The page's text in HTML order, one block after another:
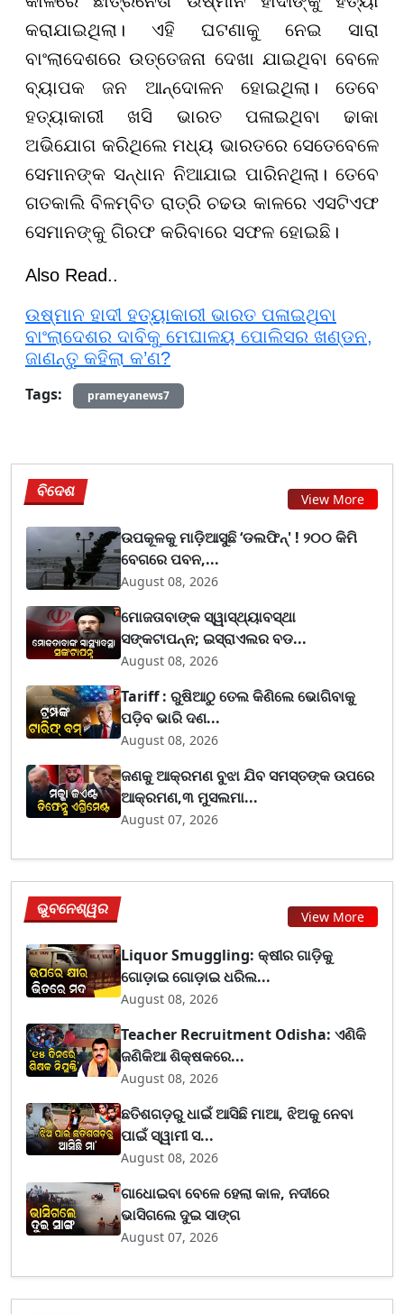
କରାଯାଇଥିଲା। ଏହି ଘଟଣାକୁ ନେଇ ସାରା
ବାଂଲାଦେଶରେ ଉତ୍ତେଜନା ଦେଖା ଯାଇଥିବା ବେଳେ
ବ୍ୟାପକ ଜନ ଆନ୍ଦୋଳନ ହୋଇଥିଲା। ତେବେ
ହତ୍ୟାକାରୀ ଖସି ଭାରତ ପଳାଇଥିବା ଢାକା
ଅଭିଯୋଗ କରିଥିଲେ ମଧ୍ୟ ଭାରତରେ ସେତେବେଳେ
ସେମାନଙ୍କ ସନ୍ଧାନ ନିଆଯାଇ ପାରିନଥିଲା। ତେବେ
ଗତକାଲି ବିଳମ୍ବିତ ରାତ୍ରି ଚଢଉ କାଳରେ ଏସଟିଏଫ
ସେମାନଙ୍କୁ ଗିରଫ କରିବାରେ ସଫଳ ହୋଇଛି।
Also Read..
ଉଷ୍ମାନ ହାଦୀ ହତ୍ୟାକାରୀ ଭାରତ ପଳାଇଥିବା
ବାଂଲାଦେଶର ଦାବିକୁ ମେଘାଳୟ ପୋଲିସର ଖଣ୍ଡନ,
ଜାଣନ୍ତୁ କହିଲା କ’ଣ?
Tags:
prameyanews7
ବିଦେଶ View More
ଉପକୂଳକୁ ମାଡ଼ିଆସୁଛି ‘ଡଲଫିନ୍' ! ୨୦୦ କିମି
ବେଗରେ ପବନ,...
August 08, 2026
ମୋଜତାବାଙ୍କ ସ୍ୱାସ୍ଥ୍ୟାବସ୍ଥା
ସଙ୍କଟାପନ୍ନ; ଇସ୍ରାଏଲର ବଡ...
August 08, 2026
Tariff : ରୁଷିଆଠୁ ତେଲ କିଣିଲେ ଭୋଗିବାକୁ
ପଡ଼ିବ ଭାରି ଦଣ...
August 08, 2026
ଜଣକୁ ଆକ୍ରମଣ ବୁଝା ଯିବ ସମସ୍ତଙ୍କ ଉପରେ
ଆକ୍ରମଣ,୩ ମୁସଲମା...
August 07, 2026
ଭୁବନେଶ୍ୱର View More
Liquor Smuggling: କ୍ଷୀର ଗାଡ଼ିକୁ
ଗୋଡ଼ାଇ ଗୋଡ଼ାଇ ଧରିଲ...
August 08, 2026
Teacher Recruitment Odisha: ଏଣିକି
ଜଣିକିଆ ଶିକ୍ଷକରେ...
August 08, 2026
ଛତିଶଗଡ଼ରୁ ଧାଇଁ ଆସିଛି ମାଆ, ଝିଅକୁ ନେବା
ପାଇଁ ସ୍ୱାମୀ ସ...
August 08, 2026
ଗାଧୋଇବା ବେଳେ ହେଲା କାଳ, ନଦୀରେ
ଭାସିଗଲେ ଦୁଇ ସାଙ୍ଗ
August 07, 2026